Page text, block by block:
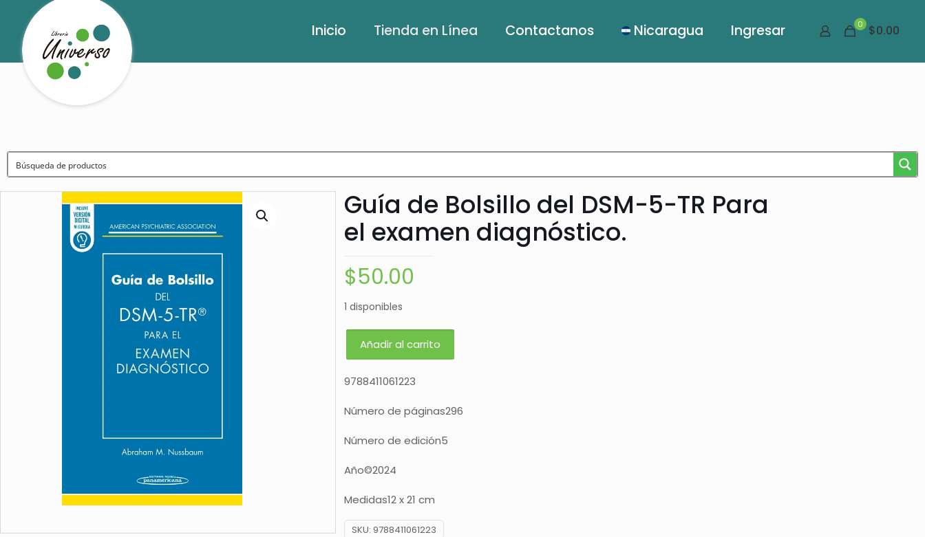
Inicio Tienda en Línea Contactanos Nicaragua Ingresar 0 $0.00
Guía de Bolsillo del DSM-5-TR Para
el examen diagnóstico.
$50.00
1 disponibles
Añadir al carrito
9788411061223
Número de páginas296
Número de edición5
Año©2024
Medidas12 x 21 cm
SKU: 9788411061223